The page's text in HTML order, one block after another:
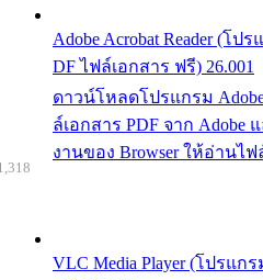
Adobe Acrobat Reader (โ
DF ไฟล์เอกสาร ฟรี) 26.001
ดาวน์โหลดโปรแกรม Adobe
ล์เอกสาร PDF จาก
งานของ Browser ให้อ่านไฟ
VLC Media Player (โปรแ